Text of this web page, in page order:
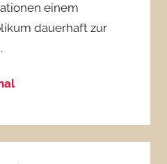
einem
dauerhaft zur